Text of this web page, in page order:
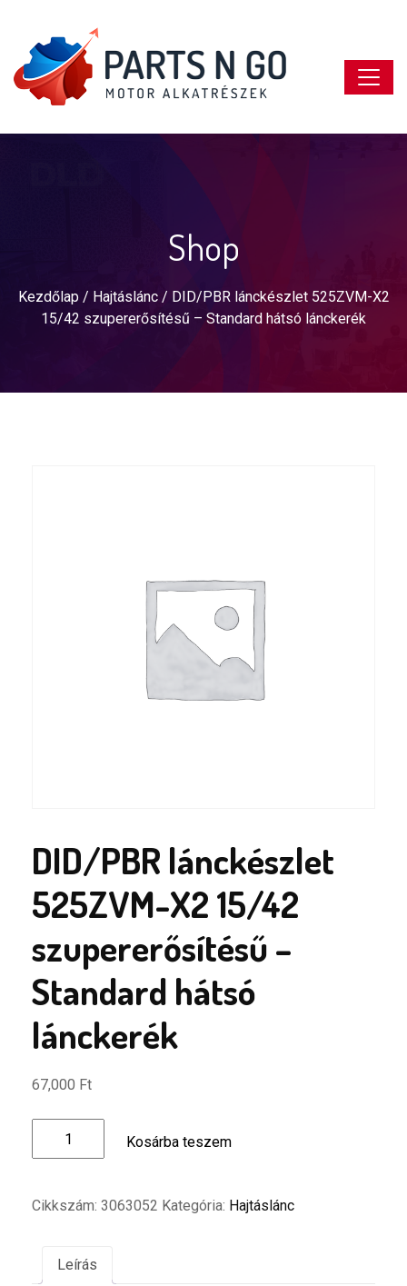
Shop
Kezdőlap/ Hajtáslánc/ DID/PBR lánckészlet 525ZVM-X2
15/42 szupererősítésű – Standard hátsó lánckerék
DID/PBR lánckészlet
525ZVM-X2 15/42
szupererősítésű –
Standard hátsó
lánckerék
67,000 Ft
lánckészlet
15/42
Standard
Kosárba teszem
Cikkszám: 3063052 Kategória: Hajtáslánc
Leírás